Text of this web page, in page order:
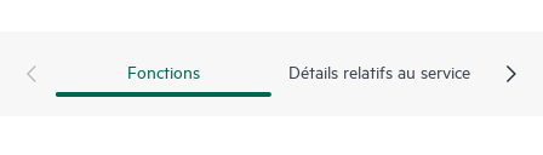
les différents produits installés dans leur environnement et en
Fonctions Détails relatifs au service